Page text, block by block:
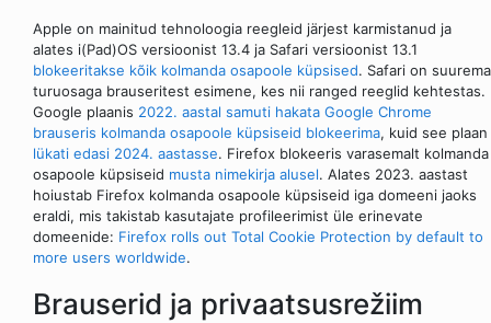
Apple on mainitud tehnoloogia reegleid järjest karmistanud ja
alates i(Pad)OS versioonist 13.4 ja Safari versioonist 13.1
blokeeritakse kõik kolmanda osapoole küpsised. Safari on suurema
turuosaga brauseritest esimene, kes nii ranged reeglid kehtestas.
Google plaanis 2022. aastal samuti hakata Google Chrome
brauseris kolmanda osapoole küpsiseid blokeerima, kuid see plaan
lükati edasi 2024. aastasse. Firefox blokeeris varasemalt kolmanda
osapoole küpsiseid musta nimekirja alusel. Alates 2023. aastast
hoiustab Firefox kolmanda osapoole küpsiseid iga domeeni jaoks
eraldi, mis takistab kasutajate profileerimist üle erinevate
domeenide: Firefox rolls out Total Cookie Protection by default to
more users worldwide.
Brauserid ja privaatsusrežiim